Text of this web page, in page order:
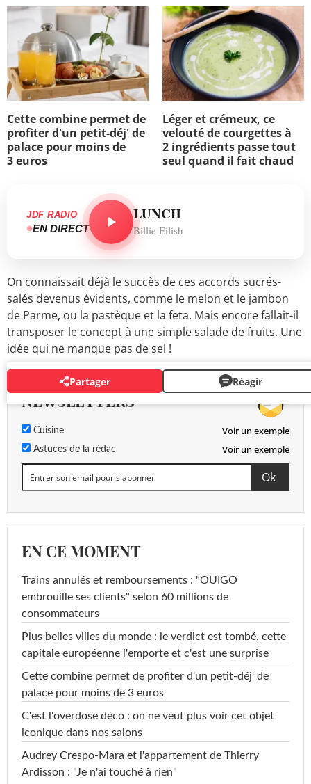
Cette combine permet de
profiter d'un petit-déj' de
palace pour moins de
3 euros
Léger et crémeux, ce
velouté de courgettes à
2 ingrédients passe tout
seul quand il fait chaud
JDF RADIO
EN DIRECT
LUNCH
Billie Eilish
On connaissait déjà le succès de ces accords sucrés-
salés devenus évidents, comme le melon et le jambon
de Parme, ou la pastèque et la feta. Mais encore fallait-il
transposer le concept à une simple salade de fruits. Une
idée qui ne manque pas de sel !
Partager Réagir
NEWSLETTERS
Cuisine Voir un exemple
Astuces de la rédac Voir un exemple
EN CE MOMENT
Trains annulés et remboursements : "OUIGO
embrouille ses clients" selon 60 millions de
consommateurs
Plus belles villes du monde : le verdict est tombé, cette
capitale européenne l'emporte et c'est une surprise
Cette combine permet de profiter d'un petit-déj' de
palace pour moins de 3 euros
C'est l'overdose déco : on ne veut plus voir cet objet
iconique dans nos salons
Audrey Crespo-Mara et l'appartement de Thierry
Ardisson : "Je n'ai touché à rien"